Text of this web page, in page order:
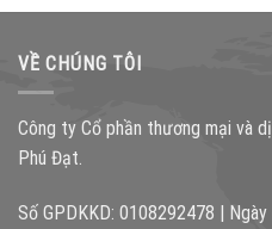
VỀ CHÚNG TÔI
Công ty Cổ phần thương mại và
Phú Đạt.
Số GPDKKD: 0108292478 |